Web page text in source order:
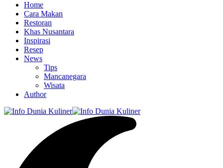
Home
Cara Makan
Restoran
Khas Nusantara
Inspirasi
Resep
News
Tips
Mancanegara
Wisata
Author